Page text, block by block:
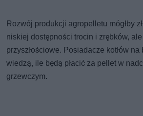
Rozwój produkcji agropelletu mógłby
niskiej dostępności trocin i zrębków,
przyszłościowe. Posiadacze kotłów
wiedzą, ile będą płacić za pellet w
grzewczym.